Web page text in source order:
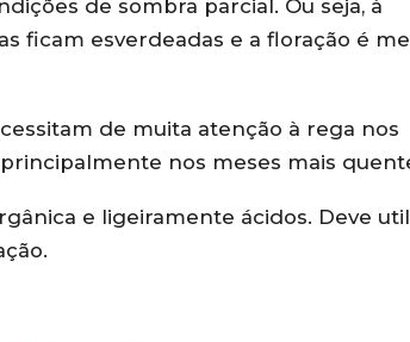
de sombra parcial. Ou seja, à
ficam esverdeadas e a floração é
de muita atenção à rega nos
nos meses mais
e ligeiramente ácidos. Deve